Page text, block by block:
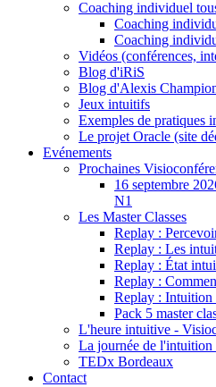
Coaching individuel
Coaching
Coaching
Vidéos (conférences,
Blog d'iRiS
Blog d'Alexis
Jeux intuitifs
Exemples de pratiques
Le projet Oracle (site
Evénements
Prochaines
16 septembre
N1
Les Master Classes
Replay :
Replay : Les
Replay : État
Replay :
Replay : Intuition
Pack 5 master
L'heure intuitive -
La journée de l'intuition
TEDx Bordeaux
Contact